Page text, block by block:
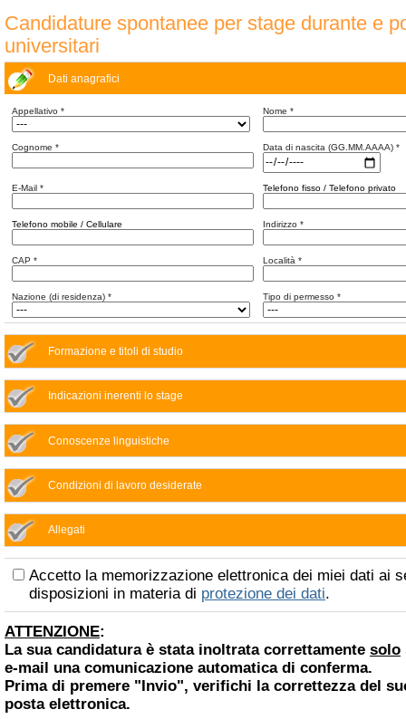
Candidature spontanee per stage durante e
universitari
Dati anagrafici
Appellativo * Nome *
Cognome * Data di nascita (GG.MM.AAAA) *
E-Mail * Telefono fisso / Telefono privato
Telefono mobile / Cellulare Indirizzo *
CAP * Località *
Nazione (di residenza) * Tipo di permesso *
Formazione e titoli di studio
Indicazioni inerenti lo stage
Conoscenze linguistiche
Condizioni di lavoro desiderate
Allegati
Accetto la memorizzazione elettronica dei miei dati ai
disposizioni in materia di protezione dei dati.
ATTENZIONE:
La sua candidatura è stata inoltrata correttamente solo
e-mail una comunicazione automatica di conferma.
Prima di premere "Invio", verifichi la correttezza del
posta elettronica.